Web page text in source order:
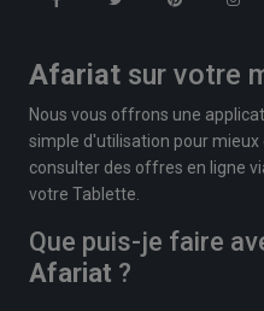
Afariat sur votre
Nous vous offrons une
simple d'utilisation pour
consulter des offres en ligne
votre Tablette.
Que puis-je faire
Afariat ?